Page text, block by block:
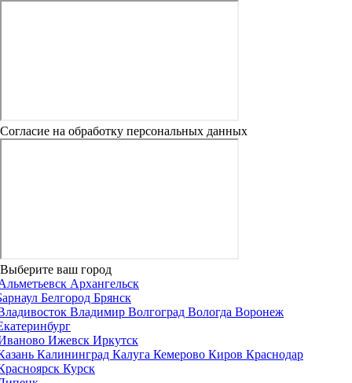
Согласие на обработку персональных данных
Выберите ваш город
Архангельск
Белгород Брянск
Владимир Волгоград Вологда Воронеж
Ижевск Иркутск
Калининград Калуга Кемерово Киров Краснодар
Курск